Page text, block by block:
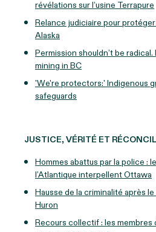
révélations sur l’usine Terrapure
Relance judiciaire pour
Alaska
Permission shouldn’t be
mining in BC
'We're protectors:' Indigenous
safeguards
JUSTICE, VÉRITÉ ET
Hommes abattus par la police :
l’Atlantique interpellent Ottawa
Hausse de la criminalité après
Huron
Recours collectif : les